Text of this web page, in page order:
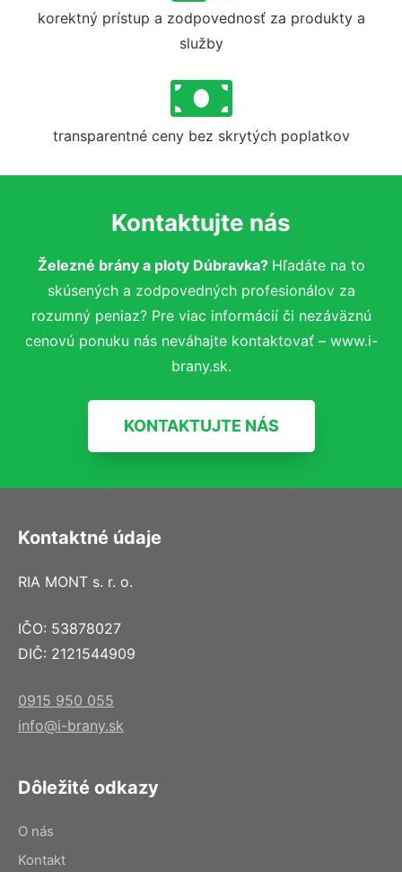
korektný prístup a zodpovednosť za produkty a
služby
transparentné ceny bez skrytých poplatkov
Kontaktujte nás
Železné brány a ploty Dúbravka? Hľadáte na to
skúsených a zodpovedných profesionálov za
rozumný peniaz? Pre viac informácií či nezáväznú
cenovú ponuku nás neváhajte kontaktovať – www.i-
brany.sk.
KONTAKTUJTE NÁS
Kontaktné údaje
RIA MONT s. r. o.
IČO: 53878027
DIČ: 2121544909
0915 950 055
info@i-brany.sk
Dôležité odkazy
O nás
Kontakt